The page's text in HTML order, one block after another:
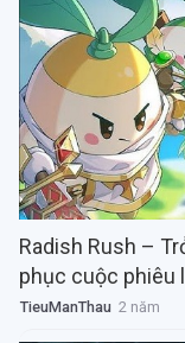
Radish Rush –
phục cuộc phiêu
TieuManThau 2 năm